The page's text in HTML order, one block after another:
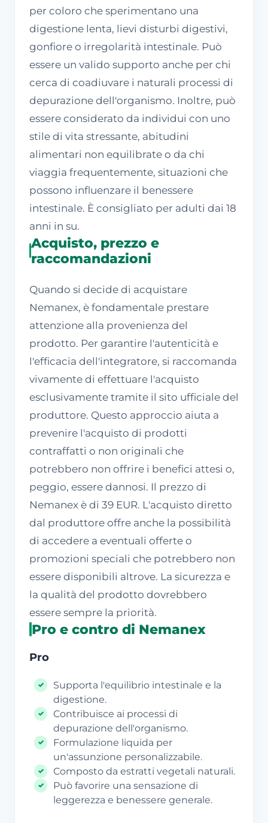
per coloro che sperimentano una
digestione lenta, lievi disturbi digestivi,
gonfiore o irregolarità intestinale. Può
essere un valido supporto anche per chi
cerca di coadiuvare i naturali processi di
depurazione dell'organismo. Inoltre, può
essere considerato da individui con uno
stile di vita stressante, abitudini
alimentari non equilibrate o da chi
viaggia frequentemente, situazioni che
possono influenzare il benessere
intestinale. È consigliato per adulti dai 18
anni in su.
Acquisto, prezzo e
raccomandazioni
Quando si decide di acquistare
Nemanex, è fondamentale prestare
attenzione alla provenienza del
prodotto. Per garantire l'autenticità e
l'efficacia dell'integratore, si raccomanda
vivamente di effettuare l'acquisto
esclusivamente tramite il sito ufficiale del
produttore. Questo approccio aiuta a
prevenire l'acquisto di prodotti
contraffatti o non originali che
potrebbero non offrire i benefici attesi o,
peggio, essere dannosi. Il prezzo di
Nemanex è di 39 EUR. L'acquisto diretto
dal produttore offre anche la possibilità
di accedere a eventuali offerte o
promozioni speciali che potrebbero non
essere disponibili altrove. La sicurezza e
la qualità del prodotto dovrebbero
essere sempre la priorità.
Pro e contro di Nemanex
Pro
Supporta l'equilibrio intestinale e la
digestione.
Contribuisce ai processi di
depurazione dell'organismo.
Formulazione liquida per
un'assunzione personalizzabile.
Composto da estratti vegetali naturali.
Può favorire una sensazione di
leggerezza e benessere generale.